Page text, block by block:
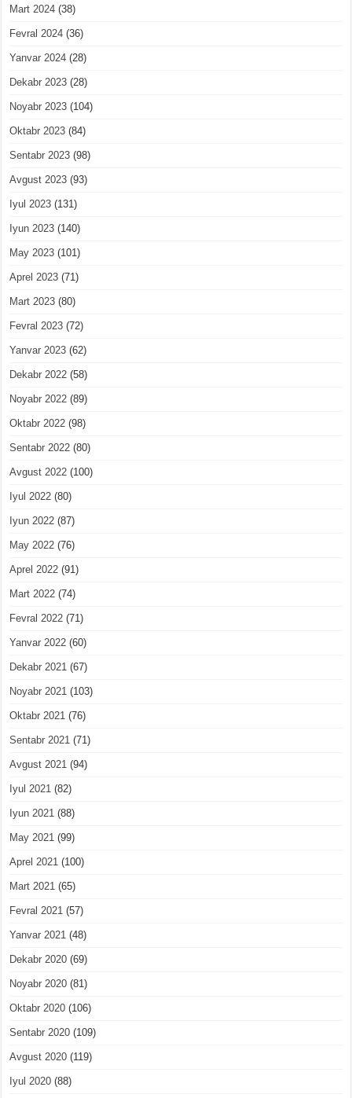
Mart 2024 (38)
Fevral 2024 (36)
Yanvar 2024 (28)
Dekabr 2023 (28)
Noyabr 2023 (104)
Oktabr 2023 (84)
Sentabr 2023 (98)
Avgust 2023 (93)
Iyul 2023 (131)
Iyun 2023 (140)
May 2023 (101)
Aprel 2023 (71)
Mart 2023 (80)
Fevral 2023 (72)
Yanvar 2023 (62)
Dekabr 2022 (58)
Noyabr 2022 (89)
Oktabr 2022 (98)
Sentabr 2022 (80)
Avgust 2022 (100)
Iyul 2022 (80)
Iyun 2022 (87)
May 2022 (76)
Aprel 2022 (91)
Mart 2022 (74)
Fevral 2022 (71)
Yanvar 2022 (60)
Dekabr 2021 (67)
Noyabr 2021 (103)
Oktabr 2021 (76)
Sentabr 2021 (71)
Avgust 2021 (94)
Iyul 2021 (82)
Iyun 2021 (88)
May 2021 (99)
Aprel 2021 (100)
Mart 2021 (65)
Fevral 2021 (57)
Yanvar 2021 (48)
Dekabr 2020 (69)
Noyabr 2020 (81)
Oktabr 2020 (106)
Sentabr 2020 (109)
Avgust 2020 (119)
Iyul 2020 (88)